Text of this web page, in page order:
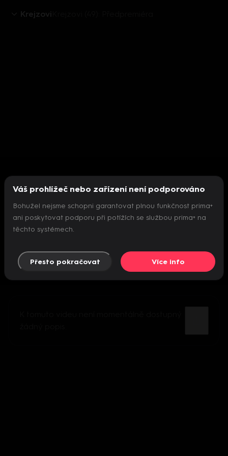
Krejzovi
Nepodařilo se inicializovat přehrávač
Váš prohlížeč nebo zařízení není podporováno
Bohužel nejsme schopni garantovat plnou funkčnost prima+
ani poskytovat podporu při potížích se službou prima+ na
těchto systémech.
Přesto pokračovat Více info